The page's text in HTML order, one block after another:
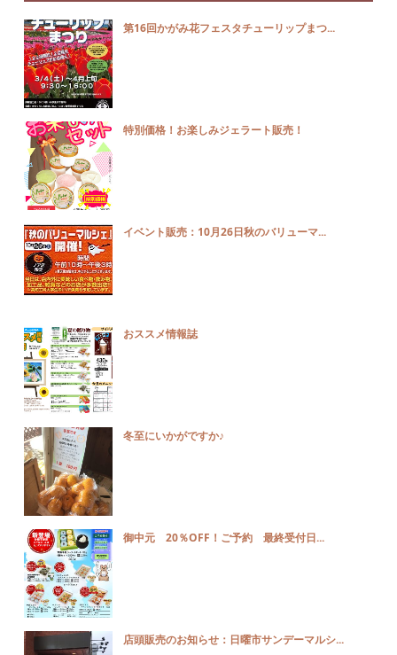
第16回かがみ花フェスタチューリップまつ...
特別価格！お楽しみジェラート販売！
イベント販売：10月26日秋のバリューマ...
おススメ情報誌
冬至にいかがですか♪
御中元 20％OFF！ご予約 最終受付日...
店頭販売のお知らせ：日曜市サンデーマルシ...